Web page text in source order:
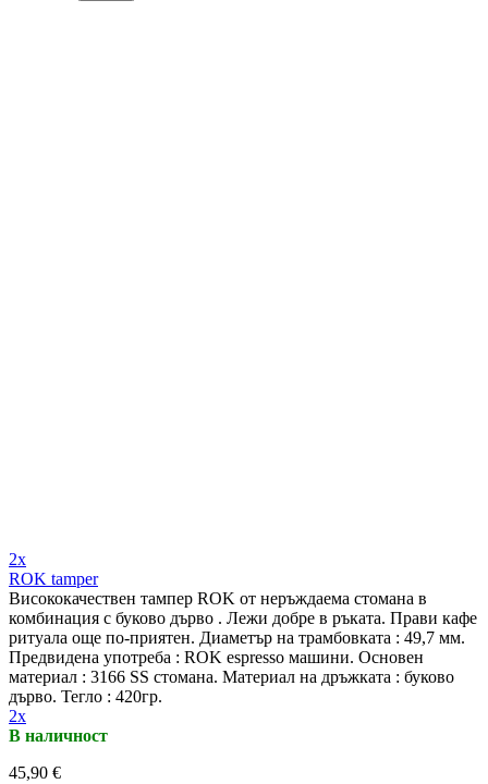
2x
ROK tamper
Висококачествен тампер ROK от неръждаема стомана в
комбинация с буково дърво . Лежи добре в ръката. Прави кафе
ритуала още по-приятен. Диаметър на трамбовката : 49,7 мм.
Предвидена употреба : ROK espresso машини. Основен
материал : 3166 SS стомана. Материал на дръжката : буково
дърво. Тегло : 420гр.
2x
В наличност
45,90 €